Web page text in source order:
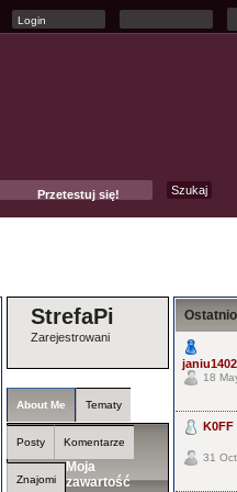
Przetestuj się!
StrefaPi
Zarejestrowani
About Me Tematy
Posty Komentarze
Znajomi
Moja
zawartość
janiu1402
18
K0FF
31